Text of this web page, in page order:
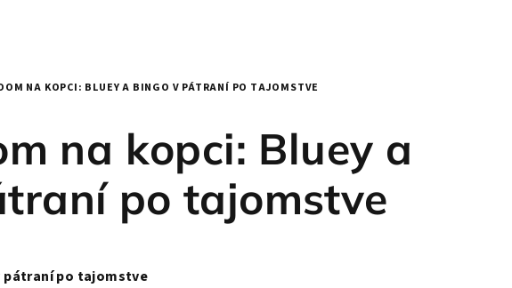
NA KOPCI: BLUEY A BINGO V PÁTRANÍ PO TAJOMSTVE
na kopci: Bluey a
po tajomstve
pátraní po tajomstve